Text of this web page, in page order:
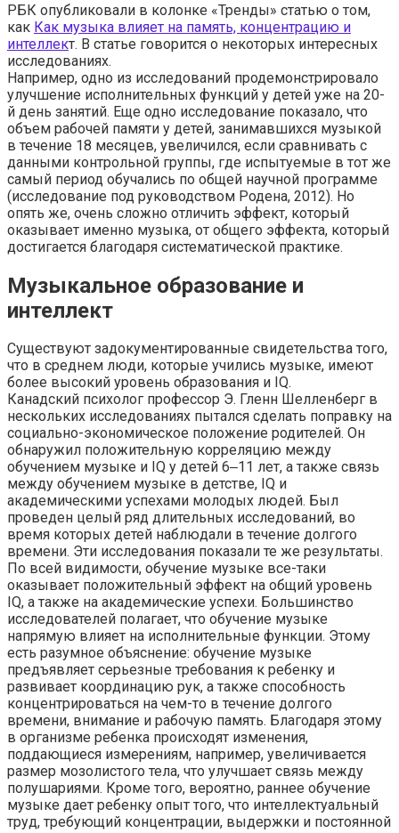
РБК опубликовали в колонке «Тренды» статью о том,
как Как музыка влияет на память, концентрацию и
интеллект. В статье говорится о некоторых интересных
исследованиях.
Например, одно из исследований продемонстрировало
улучшение исполнительных функций у детей уже на 20-
й день занятий. Еще одно исследование показало, что
объем рабочей памяти у детей, занимавшихся музыкой
в течение 18 месяцев, увеличился, если сравнивать с
данными контрольной группы, где испытуемые в тот же
самый период обучались по общей научной программе
(исследование под руководством Родена, 2012). Но
опять же, очень сложно отличить эффект, который
оказывает именно музыка, от общего эффекта, который
достигается благодаря систематической практике.
Музыкальное образование и
интеллект
Существуют задокументированные свидетельства того,
что в среднем люди, которые учились музыке, имеют
более высокий уровень образования и IQ.
Канадский психолог профессор Э. Гленн Шелленберг в
нескольких исследованиях пытался сделать поправку на
социально-экономическое положение родителей. Он
обнаружил положительную корреляцию между
обучением музыке и IQ у детей 6‒11 лет, а также связь
между обучением музыке в детстве, IQ и
академическими успехами молодых людей. Был
проведен целый ряд длительных исследований, во
время которых детей наблюдали в течение долгого
времени. Эти исследования показали те же результаты.
По всей видимости, обучение музыке все-таки
оказывает положительный эффект на общий уровень
IQ, а также на академические успехи. Большинство
исследователей полагает, что обучение музыке
напрямую влияет на исполнительные функции. Этому
есть разумное объяснение: обучение музыке
предъявляет серьезные требования к ребенку и
развивает координацию рук, а также способность
концентрироваться на чем-то в течение долгого
времени, внимание и рабочую память. Благодаря этому
в организме ребенка происходят изменения,
поддающиеся измерениям, например, увеличивается
размер мозолистого тела, что улучшает связь между
полушариями. Кроме того, вероятно, раннее обучение
музыке дает ребенку опыт того, что интеллектуальный
труд, требующий концентрации, выдержки и постоянной